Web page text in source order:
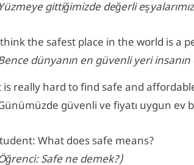
gittiğimizde değerli
the safest place in the world is a
dünyanın en güvenli yeri
is really hard to find safe and
güvenli ve fiyatı uygun ev
What does safe means?
Safe ne demek?)